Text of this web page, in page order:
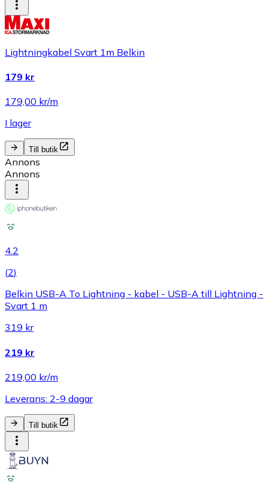
Lightningkabel Svart 1m Belkin
179 kr
179,00 kr/m
I lager
Till butik
Annons
Annons
4.2
(2)
Belkin USB-A To Lightning - kabel - USB-A till Lightning -
Svart 1 m
319 kr
219 kr
219,00 kr/m
Leverans: 2-9 dagar
Till butik